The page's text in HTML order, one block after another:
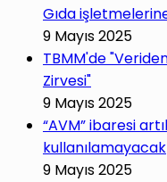
Gıda
9 Mayıs 2025
TBMM'de
Zirvesi"
9 Mayıs 2025
“AVM” ibaresi
kullanılamayacak
9 Mayıs 2025